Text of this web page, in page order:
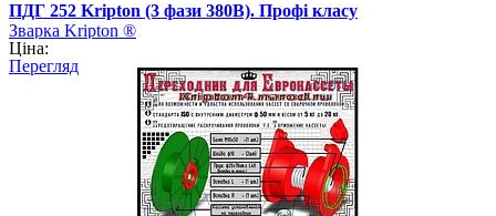
ПДГ 252 Kripton (3 фази 380В). Профі класу
Зварка Kripton ®
Ціна:
Перегляд